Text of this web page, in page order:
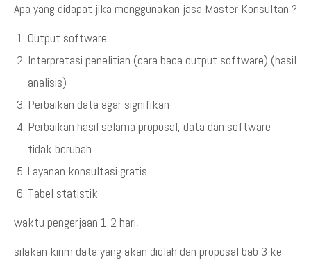
Apa yang didapat jika menggunakan jasa Master Konsultan ?
Output software
Interpretasi penelitian (cara baca output software) (hasil
analisis)
Perbaikan data agar signifikan
Perbaikan hasil selama proposal, data dan software
tidak berubah
Layanan konsultasi gratis
Tabel statistik
waktu pengerjaan 1-2 hari,
silakan kirim data yang akan diolah dan proposal bab 3 ke